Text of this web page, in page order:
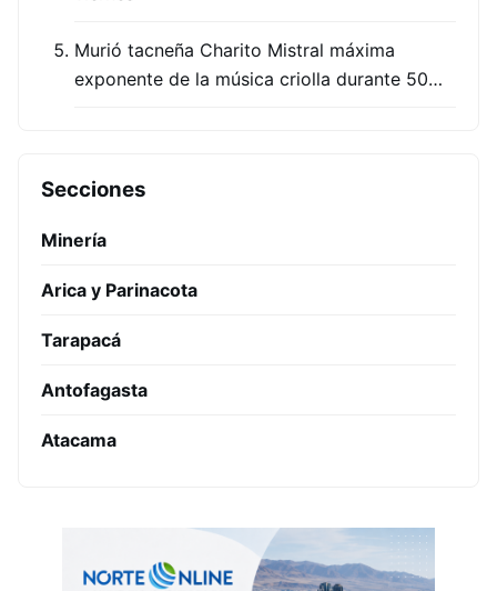
Murió tacneña Charito Mistral máxima
exponente de la música criolla durante 50…
Secciones
Minería
Arica y Parinacota
Tarapacá
Antofagasta
Atacama